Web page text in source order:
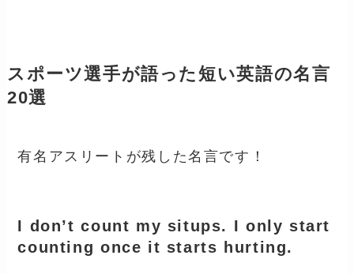
スポーツ選手が語った短い英語の名言
20選
有名アスリートが残した名言です！
I don’t count my situps. I only start
counting once it starts hurting.